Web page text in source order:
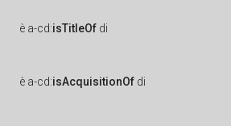
è a-cd:isTitleOf di
è a-cd:isAcquisitionOf di